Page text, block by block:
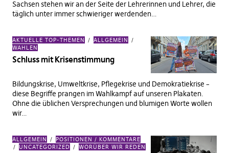
Sachsen stehen wir an der Seite der Lehrerinnen und Lehrer, die
täglich unter immer schwieriger werdenden…
AKTUELLE TOP-THEMEN
ALLGEMEIN
WAHLEN
Schluss mit Krisenstimmung
Bildungskrise, Umweltkrise, Pflegekrise und Demokratiekrise –
diese Begriffe prangen im Wahlkampf auf unseren Plakaten.
Ohne die üblichen Versprechungen und blumigen Worte wollen
wir…
ALLGEMEIN
POSITIONEN / KOMMENTARE
UNCATEGORIZED
WORÜBER WIR REDEN